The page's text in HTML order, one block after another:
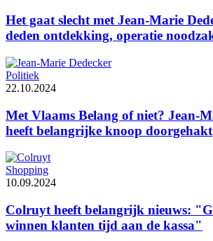
Het gaat slecht met Jean-Marie
deden ontdekking, operatie
Politiek
22.10.2024
Met Vlaams Belang of niet? Jean-
heeft belangrijke knoop doorgehakt
Shopping
10.09.2024
Colruyt heeft belangrijk nieuws:
winnen klanten tijd aan de kassa"